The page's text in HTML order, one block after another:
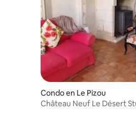
Condo en Le Pizou
Château Neuf Le Désert